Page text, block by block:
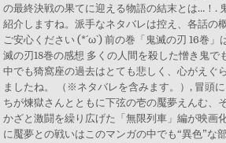
の最終決戦の果てに迎える物語の結末とは…！.
紹介しますね。派手なネタバレは控え、各話の
ご安心ください (*´ω`) 前の巻「鬼滅の刃 16巻」
滅の刃18巻の感想 多くの人間を殺した憎き鬼で
中でも猗窩座の過去はとても悲しく、心がえぐ
ましたね。 （※ネタバレを含みます。）, 冒頭
ちが煉獄さんとともに下弦の壱の魘夢えんむ、
かざと激闘を繰り広げた「無限列車」編が映画
に魘夢との戦いはこのマンガの中でも“異色”な